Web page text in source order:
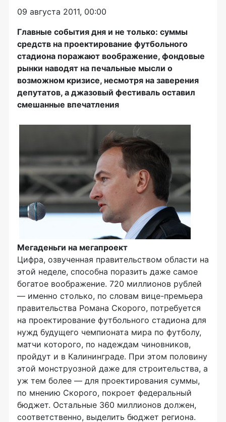
09 августа 2011, 00:00
Главные события дня и не только: суммы
средств на проектирование футбольного
стадиона поражают воображение, фондовые
рынки наводят на печальные мысли о
возможном кризисе, несмотря на заверения
депутатов, а джазовый фестиваль оставил
смешанные впечатления
Мегаденьги на мегапроект
Цифра, озвученная правительством области на
этой неделе, способна поразить даже самое
богатое воображение. 720 миллионов рублей
— именно столько, по словам вице-премьера
правительства Романа Скорого, потребуется
на проектирование футбольного стадиона для
нужд будущего чемпионата мира по футболу,
матчи которого, по надеждам чиновников,
пройдут и в Калининграде. При этом половину
этой монструозной даже для строительства, а
уж тем более — для проектирования суммы,
по мнению Скорого, покроет федеральный
бюджет. Остальные 360 миллионов должен,
соответственно, выделить бюджет региона.